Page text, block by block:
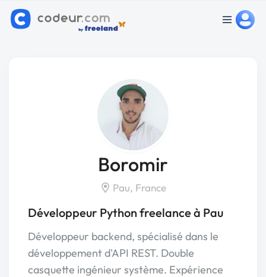
Boromir
Pau, France
Développeur Python freelance à Pau
Développeur backend, spécialisé dans le
développement d'API REST. Double
casquette ingénieur système. Expérience